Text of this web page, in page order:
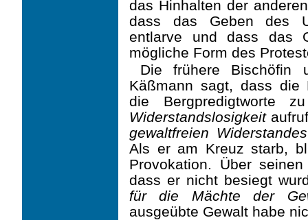
das Hinhalten der
dass das Geben des
entlarve und dass das
mögliche Form des
Die frühere Bischöfin
Käßmann sagt, dass die
die Bergpredigtworte
Widerstandslosigkeit
gewaltfreien Widerstandes
Als er am Kreuz starb,
Provokation. Über
dass er nicht besiegt
für die Mächte der
ausgeübte Gewalt habe